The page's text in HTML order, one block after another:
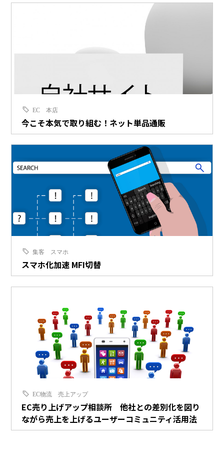
EC 本店
今こそ本気で取り組む！ネット単品通販
集客 スマホ
スマホ化加速 MFI切替
EC物流 売上アップ
EC売り上げアップ相談所 他社との差別化を図り
ながら売上を上げるユーザーコミュニティ活用法